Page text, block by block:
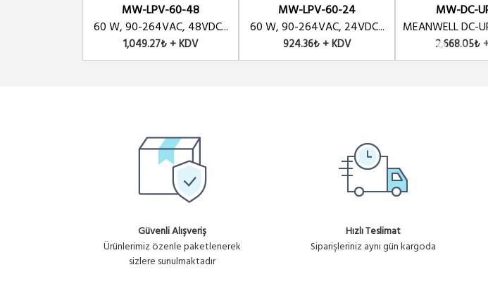
MW-LPV-60-48
60 W, 90-264VAC, 48VDC...
1,049.27₺ + KDV
MW-LPV-60-24
60 W, 90-264VAC, 24VDC...
924.36₺ + KDV
MW-DC-
MEANWELL DC-
2,668.05₺
Güvenli Alışveriş
Ürünlerimiz özenle paketlenerek
sizlere sunulmaktadır
Hızlı Teslimat
Siparişleriniz aynı gün kargoda